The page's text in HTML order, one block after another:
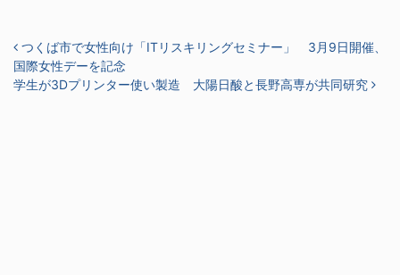
投稿ナビゲーション
つくば市で女性向け「ITリスキリングセミナー」 3月9日開催、
国際女性デーを記念
学生が3Dプリンター使い製造 大陽日酸と長野高専が共同研究